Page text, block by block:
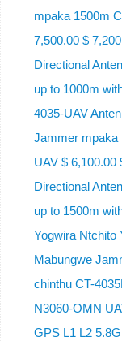
mpaka 1500m
7,500.00 $
Directional
up to 1000m
4035-UAV
Jammer mpaka
UAV $ 6,100.00
Directional
up to 1500m
Yogwira Ntchito
Mabungwe
chinthu CT-
N3060-OMN
GPS L1 L2